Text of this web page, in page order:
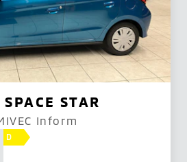
STAR
Inform
D